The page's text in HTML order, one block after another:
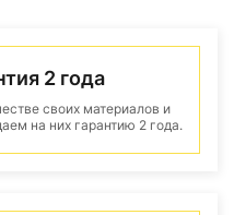
2 года
своих материалов и
на них гарантию 2 года.